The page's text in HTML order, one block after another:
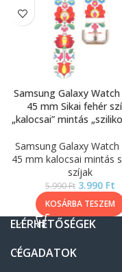
Samsung Galaxy
45 mm Sikai fehér
„kalocsai” mintás
Samsung Galaxy Watch
45 mm kalocsai mintás
szíjak
5.990Ft 3.990 Ft
KOSÁRBA TESZEM
ELÉRHETŐSÉGEK
CÉGADATOK